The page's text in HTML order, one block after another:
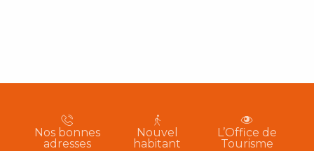
Nos bonnes
adresses
Nouvel
habitant
L’Office de
Tourisme